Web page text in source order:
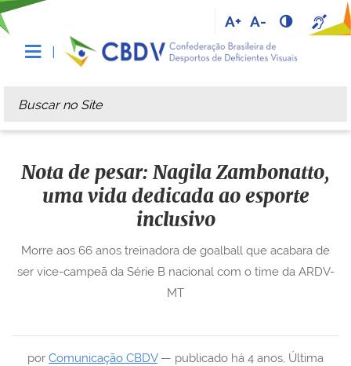
A+ A-
Busca
Busca Avançada…
Nota de pesar: Nagila Zambonatto,
uma vida dedicada ao esporte
inclusivo
por Comunicação CBDV— publicado há 4 anos, Última
Morre aos 66 anos treinadora de goalball que acabara de
ser vice-campeã da Série B nacional com o time da ARDV-
MT